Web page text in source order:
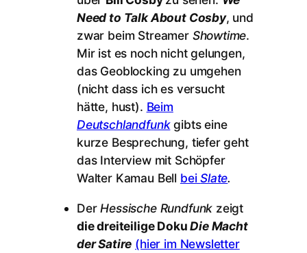
Need to Talk About Cosby, und
zwar beim Streamer Showtime.
Mir ist es noch nicht gelungen,
das Geoblocking zu umgehen
(nicht dass ich es versucht
hätte, hust). Beim
Deutschlandfunkgibts eine
kurze Besprechung, tiefer geht
das Interview mit Schöpfer
Walter Kamau Bell beiSlate.
DerHessische Rundfunk zeigt
die dreiteilige DokuDie Macht
der Satire (hier im Newsletter